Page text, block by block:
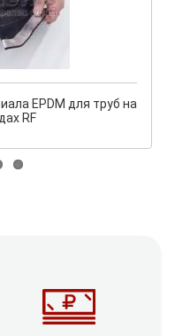
EPDM для труб на
RF